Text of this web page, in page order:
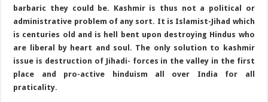
barbaric they could be. Kashmir is thus not a political or
administrative problem of any sort. It is Islamist-Jihad which
is centuries old and is hell bent upon destroying Hindus who
are liberal by heart and soul. The only solution to kashmir
issue is destruction of Jihadi- forces in the valley in the first
place and pro-active hinduism all over India for all
praticality.